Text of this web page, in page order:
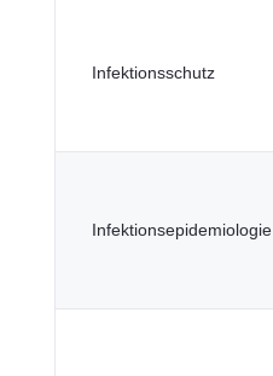
Infektionsschutz
Infektionsepidemiologie